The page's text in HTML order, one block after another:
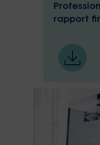
rapport